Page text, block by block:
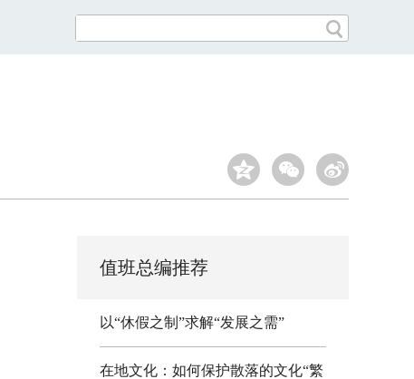
值班总编推荐
以“休假之制”求解“发展之需”
在地文化：如何保护散落的文化“繁